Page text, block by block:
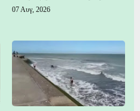
07 Αυγ, 2026